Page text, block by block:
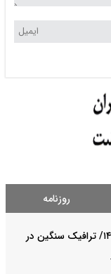
روزنامه
آخرین وضعیت راه‌ها امروز پنجشنبه ۱۵ مرداد ۱۴۰۵/ ترافیک سنگین در